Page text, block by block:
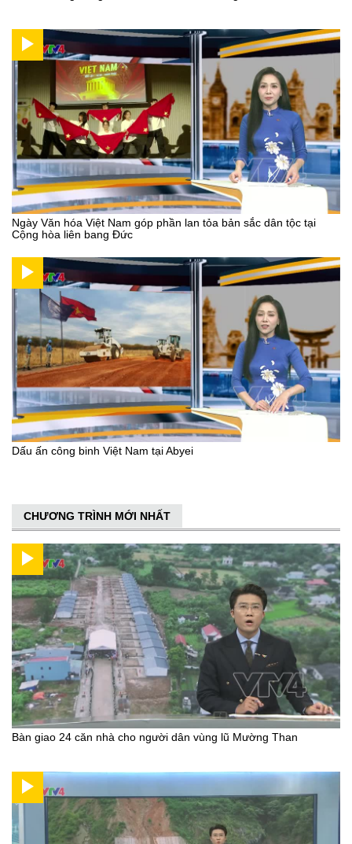
Ngày Văn hóa Việt Nam góp phần lan tỏa bản sắc dân tộc tại
Cộng hòa liên bang Đức
Dấu ấn công binh Việt Nam tại Abyei
CHƯƠNG TRÌNH MỚI NHẤT
Bàn giao 24 căn nhà cho người dân vùng lũ Mường Than